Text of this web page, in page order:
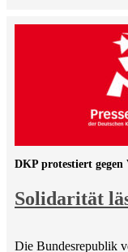
Solidarität
DKP protestiert gegen
Die Bundesrepublik